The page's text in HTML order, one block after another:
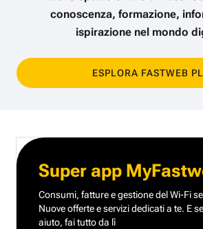
conoscenza, formazione,
ispirazione nel mondo
ESPLORA FASTWEB
Super app
Consumi, fatture e gestione del Wi-Fi
Nuove offerte e servizi dedicati a te. E
aiuto, fai tutto da lì